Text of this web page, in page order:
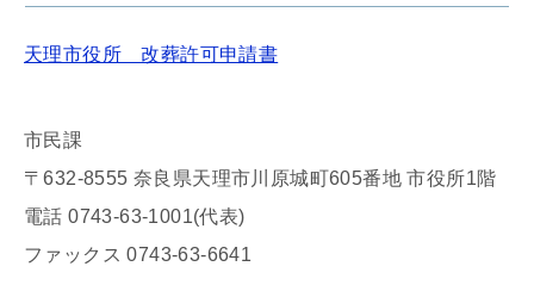
天理市役所 改葬許可申請書
市民課
〒632-8555 奈良県天理市川原城町605番地 市役所1階
電話 0743-63-1001(代表)
ファックス 0743-63-6641